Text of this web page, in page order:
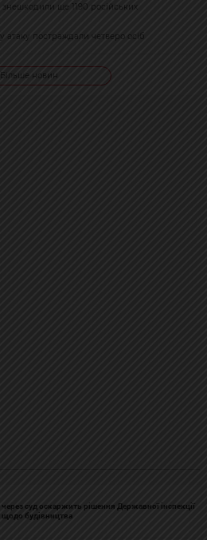
ще 1190 російських
атаку постраждали четверо осіб
Більше новин
суд оскаржить рішення Державної інспекції
щодо будівництва